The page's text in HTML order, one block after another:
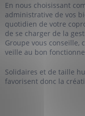
En nous choisissant
administrative de vos
quotidien de votre
de se charger de la
Groupe vous conseille,
veille au bon
Solidaires et de taille
favorisent donc la